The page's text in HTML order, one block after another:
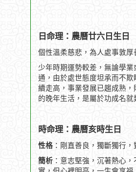
日命理：農曆廿六日生日
個性溫柔慈悲，為人處事敦
少年時期運勢較差，無論學
通，由於處世態度坦承而不
續走高，事業發展已趨成熟
的晚年生活，是屬於功成名就
時命理：農曆亥時生日
性格 ：剛直善良，獨斷獨行
簡析 ：意志堅強，沉著熱心